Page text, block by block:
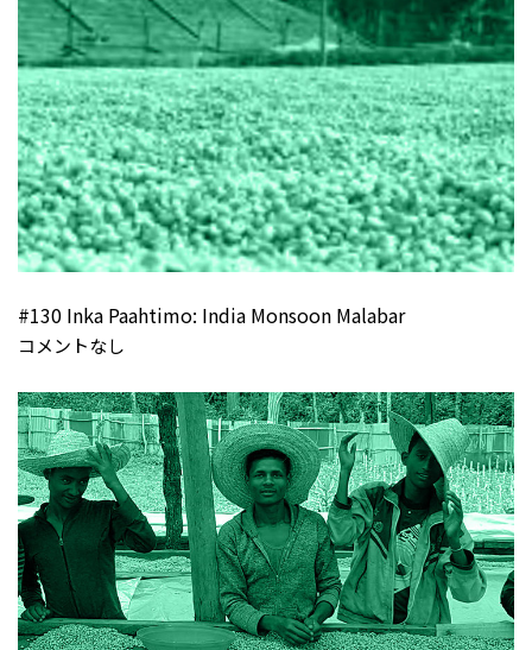
#130 Inka Paahtimo: India Monsoon Malabar
コメントなし